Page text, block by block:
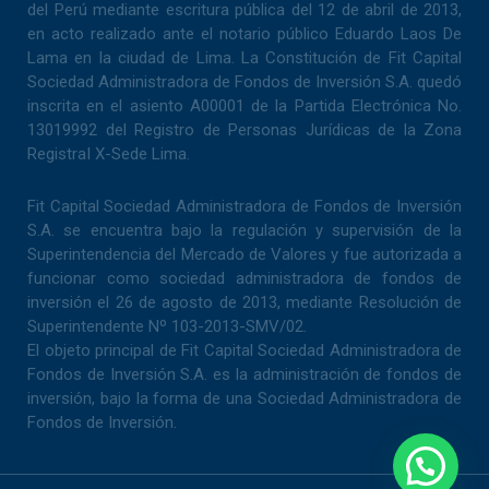
k
n
p
del Perú mediante escritura pública del 12 de abril de 2013,
en acto realizado ante el notario público Eduardo Laos De
Lama en la ciudad de Lima. La Constitución de Fit Capital
Sociedad Administradora de Fondos de Inversión S.A. quedó
inscrita en el asiento A00001 de la Partida Electrónica No.
13019992 del Registro de Personas Jurídicas de la Zona
RegistraI X-Sede Lima.
Fit Capital Sociedad Administradora de Fondos de Inversión
S.A. se encuentra bajo la regulación y supervisión de la
Superintendencia del Mercado de Valores y fue autorizada a
funcionar como sociedad administradora de fondos de
inversión el 26 de agosto de 2013, mediante Resolución de
Superintendente Nº 103-2013-SMV/02.
El objeto principal de Fit Capital Sociedad Administradora de
Fondos de Inversión S.A. es la administración de fondos de
inversión, bajo la forma de una Sociedad Administradora de
Fondos de Inversión.